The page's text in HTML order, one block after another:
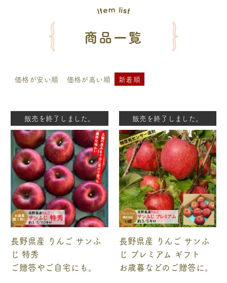
商品一覧
価格が安い順 価格が高い順 新着順
長野県産 りんご サンふ
じ 特秀
ご贈答やご自宅にも。
販売を終了しました。
長野県産 りんご サンふ
じ プレミアム ギフト
お歳暮などのご贈答に。
販売を終了しました。